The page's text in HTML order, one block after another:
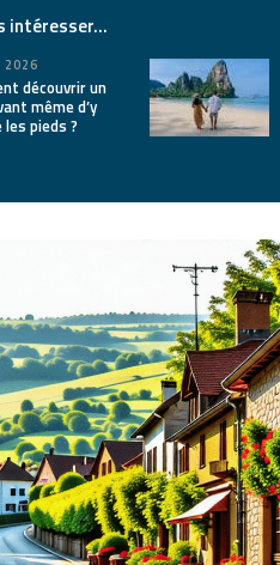
intéresser...
2026
découvrir un
même d’y
pieds ?